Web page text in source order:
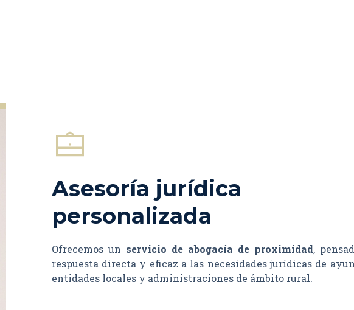
Asesoría jurídica
personalizada
Ofrecemos un servicio de abogacía de proximidad,
respuesta directa y eficaz a las necesidades jurídicas de
entidades locales y administraciones de ámbito rural.